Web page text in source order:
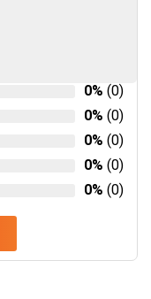
0% (0)
0% (0)
0% (0)
0% (0)
0% (0)